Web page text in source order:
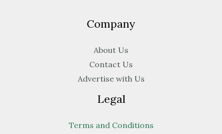
Company
About Us
Contact Us
Advertise with Us
Legal
Terms and Conditions